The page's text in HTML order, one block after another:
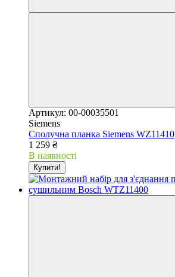
Артикул: 00-00035501
Siemens
Сполучна планка Siemens WZ11410
1 259 ₴
В наявності
Купити!